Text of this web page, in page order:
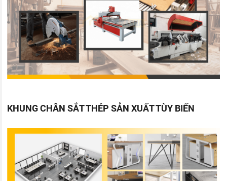
KHUNG CHÂN SẮT THÉP SẢN XUẤT TÙY BIẾN